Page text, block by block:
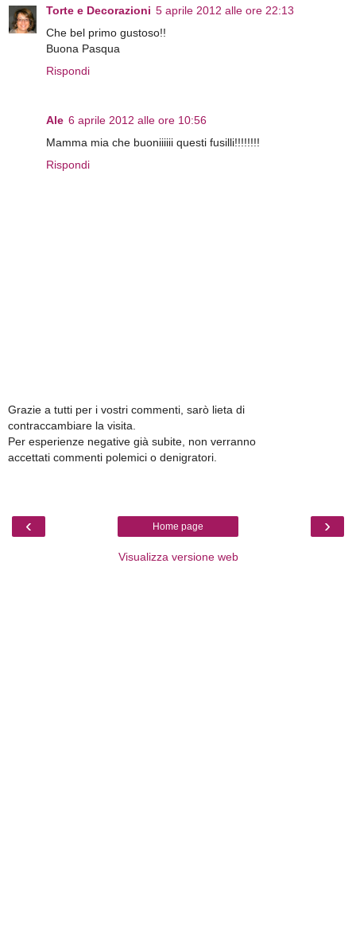
Torte e Decorazioni 5 aprile 2012 alle ore 22:13
Che bel primo gustoso!!
Buona Pasqua
Rispondi
Ale 6 aprile 2012 alle ore 10:56
Mamma mia che buoniiiiii questi fusilli!!!!!!!!
Rispondi
Grazie a tutti per i vostri commenti, sarò lieta di
contraccambiare la visita.
Per esperienze negative già subite, non verranno
accettati commenti polemici o denigratori.
‹ ›
Home page
Visualizza versione web